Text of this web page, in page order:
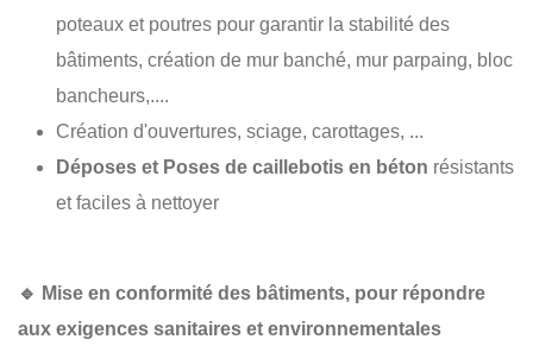
poteaux et poutres pour garantir la stabilité des
bâtiments, création de mur banché, mur parpaing, bloc
bancheurs,....
Création d'ouvertures, sciage, carottages, ...
Déposes et Poses de caillebotis en béton résistants
et faciles à nettoyer
🔹 Mise en conformité des bâtiments, pour répondre
aux exigences sanitaires et environnementales